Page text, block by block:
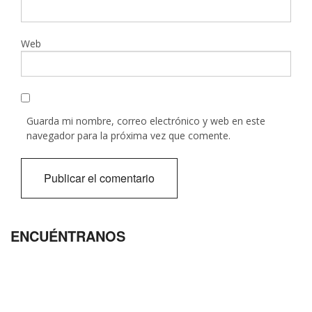
Web
Guarda mi nombre, correo electrónico y web en este
navegador para la próxima vez que comente.
ENCUÉNTRANOS